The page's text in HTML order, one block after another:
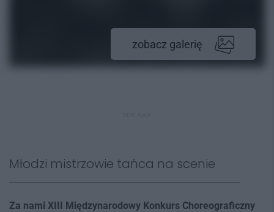
zobacz galerię
Młodzi mistrzowie tańca na scenie
Za nami XIII Międzynarodowy Konkurs Choreograficzny